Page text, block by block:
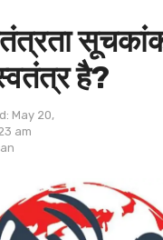
है?
May 20,
am